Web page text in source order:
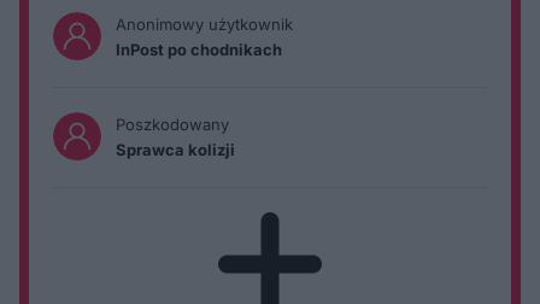
Anonimowy użytkownik
InPost po chodnikach
Poszkodowany
Sprawca kolizji